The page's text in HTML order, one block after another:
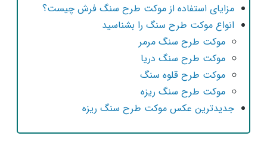
مزایای استفاده از موکت طرح سنگ فرش چیست؟
انواع موکت طرح سنگ را بشناسید
موکت طرح سنگ مرمر
موکت طرح سنگ دریا
موکت طرح قلوه سنگ
موکت طرح سنگ ریزه
جدیدترین عکس موکت طرح سنگ ریزه